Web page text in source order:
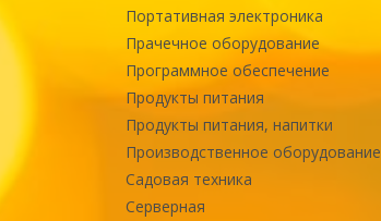
Портативная электроника
Прачечное оборудование
Программное обеспечение
Продукты питания
Продукты питания, напитки
Производственное оборудование
Садовая техника
Серверная